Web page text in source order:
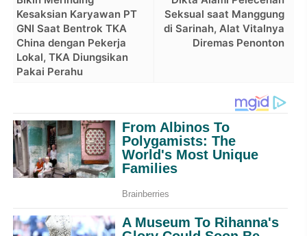
Seksual saat Manggung
di Sarinah, Alat Vitalnya
Diremas Penonton
Kesaksian Karyawan PT
GNI Saat Bentrok TKA
China dengan Pekerja
Lokal, TKA Diungsikan
Pakai Perahu